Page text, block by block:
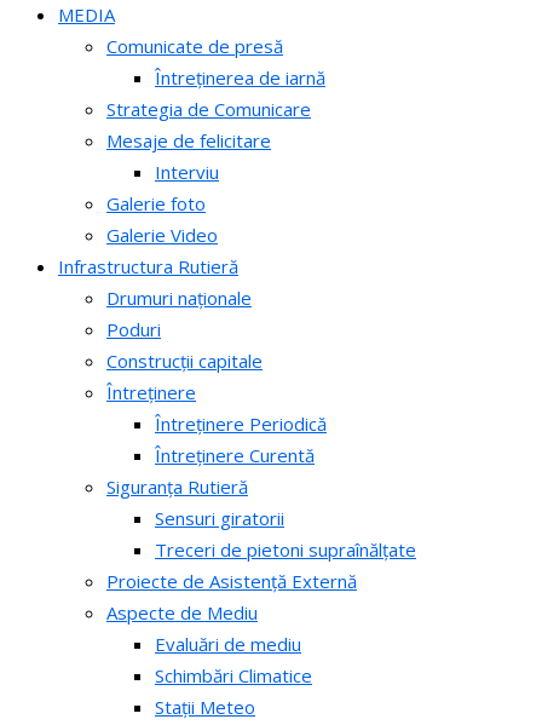
MEDIA
Comunicate de presă
Întreținerea de iarnă
Strategia de Comunicare
Mesaje de felicitare
Interviu
Galerie foto
Galerie Video
Infrastructura Rutieră
Drumuri naționale
Poduri
Construcții capitale
Întreținere
Întreținere Periodică
Întreținere Curentă
Siguranța Rutieră
Sensuri giratorii
Treceri de pietoni supraînălțate
Proiecte de Asistență Externă
Aspecte de Mediu
Evaluări de mediu
Schimbări Climatice
Stații Meteo